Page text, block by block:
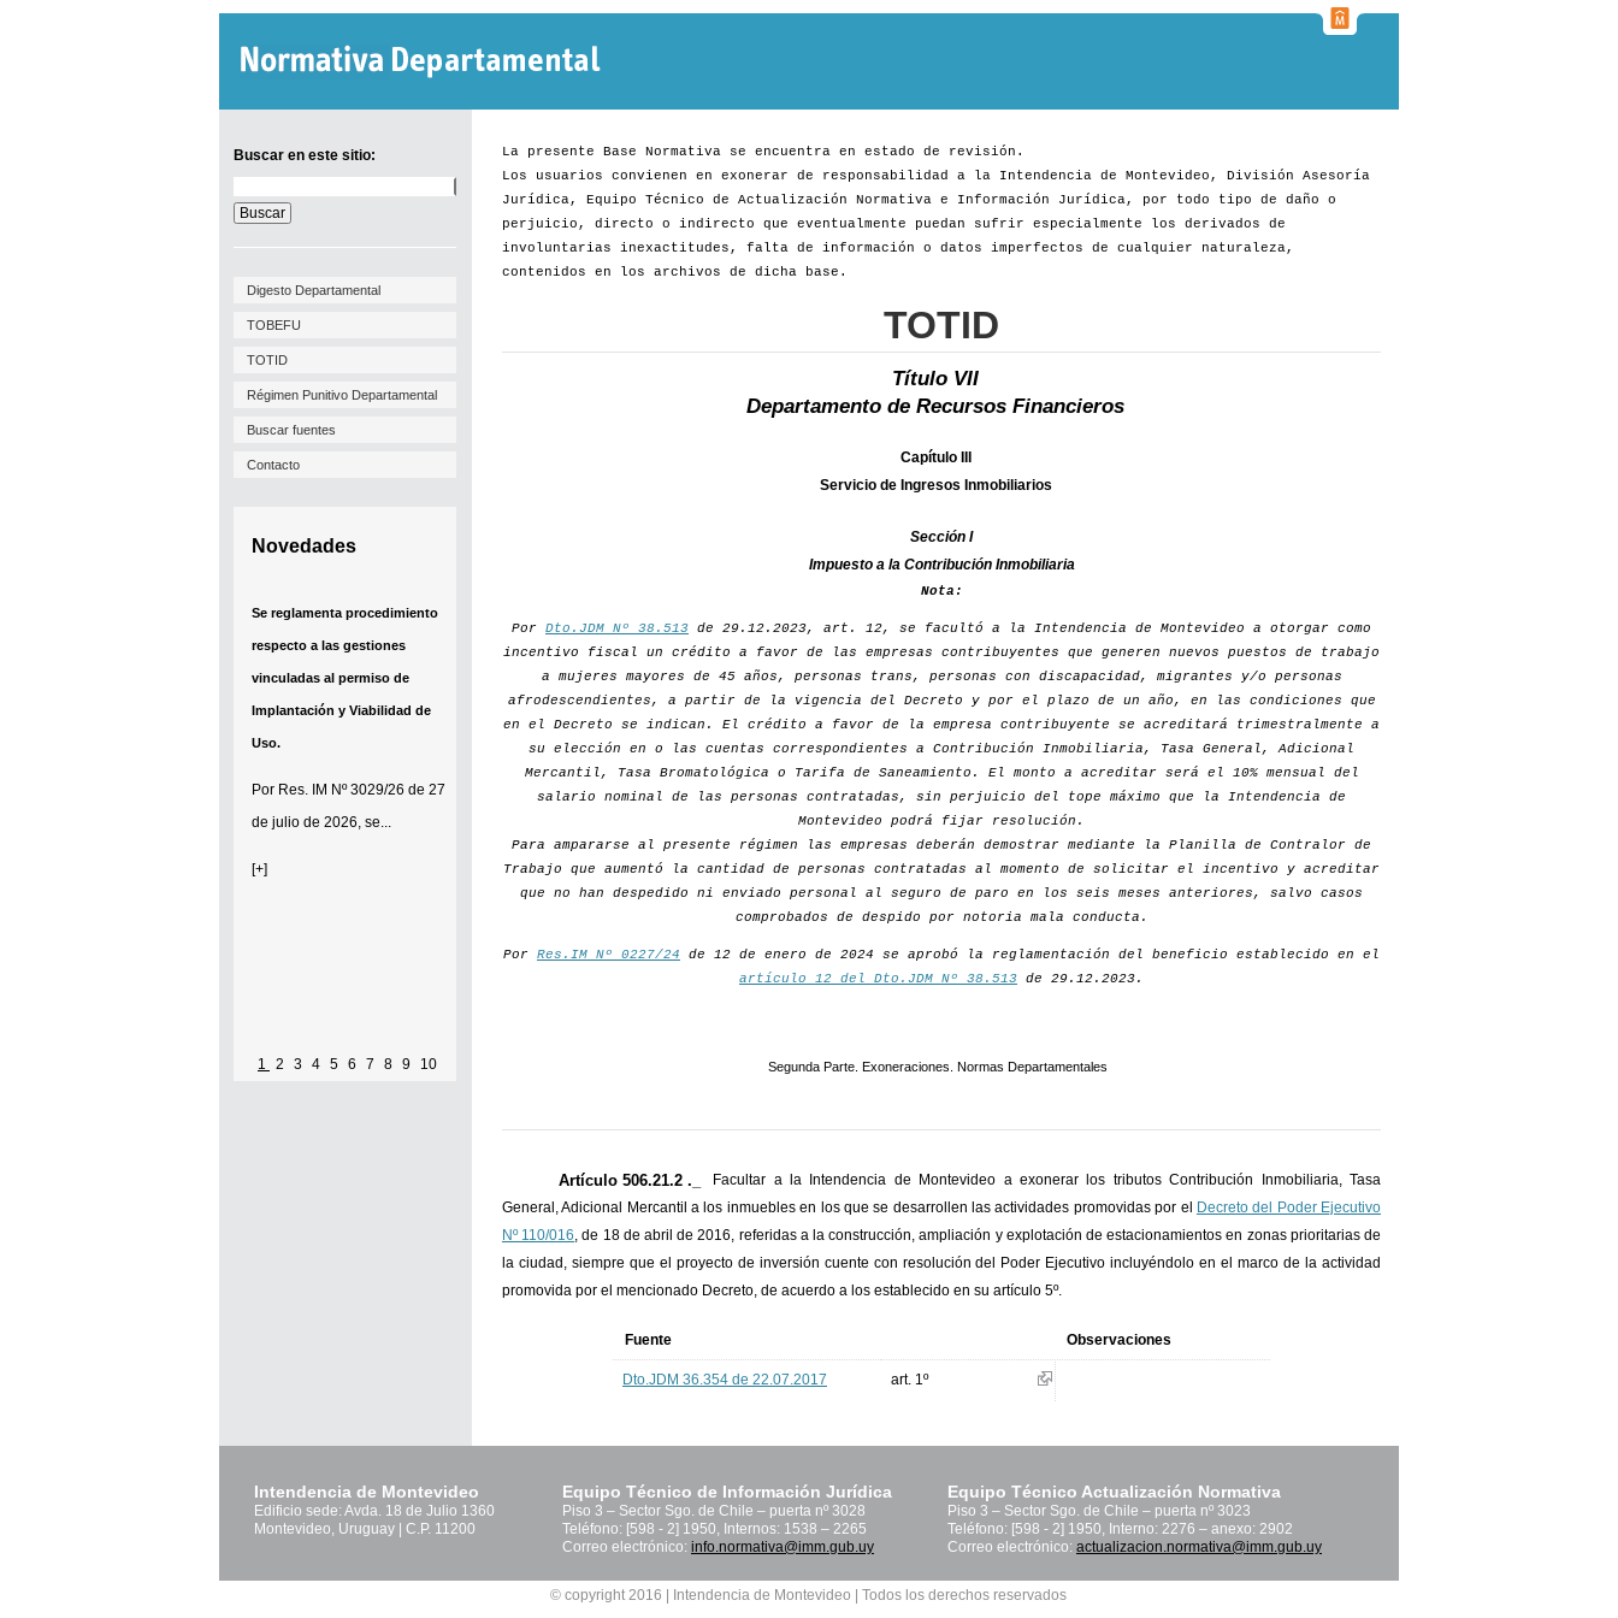
Buscar en este sitio:
en
este
sitio:
Digesto Departamental
TOBEFU
TOTID
Régimen Punitivo Departamental
Buscar fuentes
Contacto
Novedades
Se reglamenta procedimiento
respecto a las gestiones
vinculadas al permiso de
Implantación y Viabilidad de
Uso.
Por Res. IM Nº 3029/26 de 27
de julio de 2026, se...
[+]
1 2 3 4 5 6 7 8 9 10
La presente Base Normativa se encuentra en estado de revisión.
Los usuarios convienen en exonerar de responsabilidad a la Intendencia de Montevideo, División Asesoría
Jurídica, Equipo Técnico de Actualización Normativa e Información Jurídica, por todo tipo de daño o
perjuicio, directo o indirecto que eventualmente puedan sufrir especialmente los derivados de
involuntarias inexactitudes, falta de información o datos imperfectos de cualquier naturaleza,
contenidos en los archivos de dicha base.
TOTID
Título VII
Departamento de Recursos Financieros
Capítulo III
Servicio de Ingresos Inmobiliarios
Sección I
Impuesto a la Contribución Inmobiliaria
Nota:
Por Dto.JDM Nº 38.513 de 29.12.2023, art. 12, se facultó a la Intendencia de Montevideo a otorgar como
incentivo fiscal un crédito a favor de las empresas contribuyentes que generen nuevos puestos de trabajo
a mujeres mayores de 45 años, personas trans, personas con discapacidad, migrantes y/o personas
afrodescendientes, a partir de la vigencia del Decreto y por el plazo de un año, en las condiciones que
en el Decreto se indican. El crédito a favor de la empresa contribuyente se acreditará trimestralmente a
su elección en o las cuentas correspondientes a Contribución Inmobiliaria, Tasa General, Adicional
Mercantil, Tasa Bromatológica o Tarifa de Saneamiento. El monto a acreditar será el 10% mensual del
salario nominal de las personas contratadas, sin perjuicio del tope máximo que la Intendencia de
Montevideo podrá fijar resolución.
Para ampararse al presente régimen las empresas deberán demostrar mediante la Planilla de Contralor de
Trabajo que aumentó la cantidad de personas contratadas al momento de solicitar el incentivo y acreditar
que no han despedido ni enviado personal al seguro de paro en los seis meses anteriores, salvo casos
comprobados de despido por notoria mala conducta.
Por Res.IM Nº 0227/24 de 12 de enero de 2024 se aprobó la reglamentación del beneficio establecido en el
artículo 12 del Dto.JDM Nº 38.513 de 29.12.2023.
Segunda Parte. Exoneraciones. Normas Departamentales
Artículo 506.21.2 ._
Facultar a la Intendencia de Montevideo a exonerar los tributos Contribución Inmobiliaria, Tasa
General, Adicional Mercantil a los inmuebles en los que se desarrollen las actividades promovidas por el
Decreto del Poder Ejecutivo
Nº 110/016, de 18 de abril de 2016, referidas a la construcción, ampliación y explotación de estacionamientos en zonas prioritarias de
la ciudad, siempre que el proyecto de inversión cuente con resolución del Poder Ejecutivo incluyéndolo en el marco de la actividad
promovida por el mencionado Decreto, de acuerdo a los establecido en su artículo 5º.
Fuente Observaciones
Dto.JDM 36.354 de 22.07.2017 art. 1º
Intendencia de Montevideo
Edificio sede: Avda. 18 de Julio 1360
Montevideo, Uruguay | C.P. 11200
Equipo Técnico Actualización Normativa
Piso 3 – Sector Sgo. de Chile – puerta nº 3023
Teléfono: [598 - 2] 1950, Interno: 2276 – anexo: 2902
Correo electrónico: actualizacion.normativa@imm.gub.uy
Equipo Técnico de Información Jurídica
Piso 3 – Sector Sgo. de Chile – puerta nº 3028
Teléfono: [598 - 2] 1950, Internos: 1538 – 2265
Correo electrónico: info.normativa@imm.gub.uy
© copyright 2016 | Intendencia de Montevideo | Todos los derechos reservados